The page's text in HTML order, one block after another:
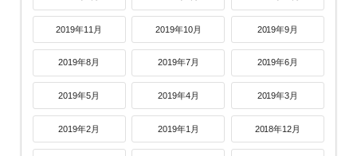
2019年11月 2019年10月 2019年9月
2019年8月 2019年7月 2019年6月
2019年5月 2019年4月 2019年3月
2019年2月 2019年1月 2018年12月